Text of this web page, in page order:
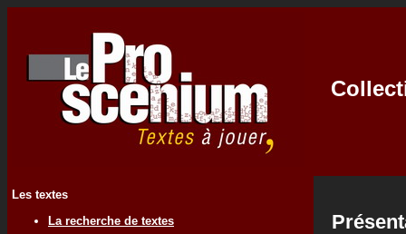
Les textes
La recherche de textes